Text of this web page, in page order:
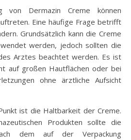
von Dermazin Creme können
Eine häufige Frage betrifft
Grundsätzlich kann die Creme
werden, jedoch sollten die
Arztes beachtet werden. Es ist
auf großen Hautflächen oder bei
ohne ärztliche Aufsicht
ist die Haltbarkeit der Creme.
Produkten sollte die
dem auf der Verpackung